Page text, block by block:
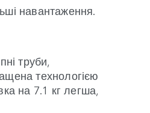
навантаження.
труби,
технологією
на 7.1 кг легша,